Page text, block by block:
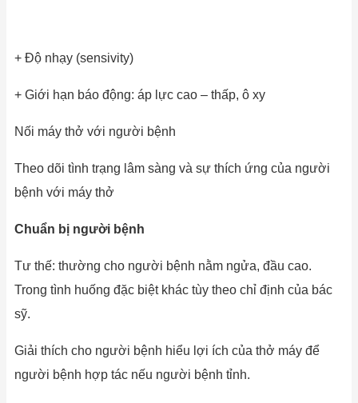
+ Độ nhạy (sensivity)
+ Giới hạn báo động: áp lực cao – thấp, ô xy
Nối máy thở với người bệnh
Theo dõi tình trạng lâm sàng và sự thích ứng của người
bệnh với máy thở
Chuẩn bị người bệnh
Tư thế: thường cho người bệnh nằm ngửa, đầu cao.
Trong tình huống đặc biệt khác tùy theo chỉ định của bác
sỹ.
Giải thích cho người bệnh hiểu lợi ích của thở máy để
người bệnh hợp tác nếu người bệnh tỉnh.